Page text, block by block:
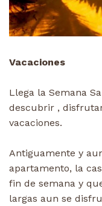
Vacaciones
Llega la Semana
descubrir ,
vacaciones.
Antiguamente y
apartamento, la
fin de semana y
largas aun se